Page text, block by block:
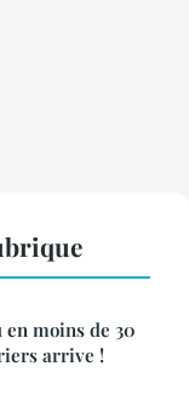
moins de 30
arrive !